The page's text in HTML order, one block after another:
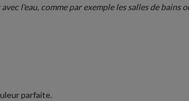
l'eau, comme par exemple les salles de bains
parfaite.